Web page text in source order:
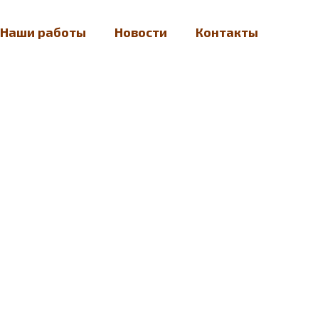
Наши работы Новости Контакты